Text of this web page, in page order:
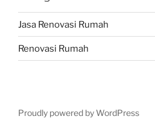
Jasa Renovasi Rumah
Renovasi Rumah
Proudly powered by WordPress